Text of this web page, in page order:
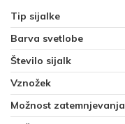
Tip sijalke
Barva svetlobe
Število sijalk
Vznožek
Možnost zatemnjevanja